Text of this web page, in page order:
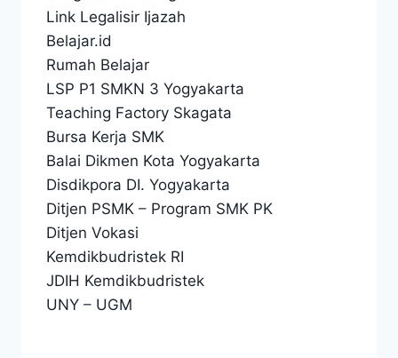
Link Legalisir Ijazah
Belajar.id
Rumah Belajar
LSP P1 SMKN 3 Yogyakarta
Teaching Factory Skagata
Bursa Kerja SMK
Balai Dikmen Kota Yogyakarta
Disdikpora DI. Yogyakarta
Ditjen PSMK – Program SMK PK
Ditjen Vokasi
Kemdikbudristek RI
JDIH Kemdikbudristek
UNY – UGM